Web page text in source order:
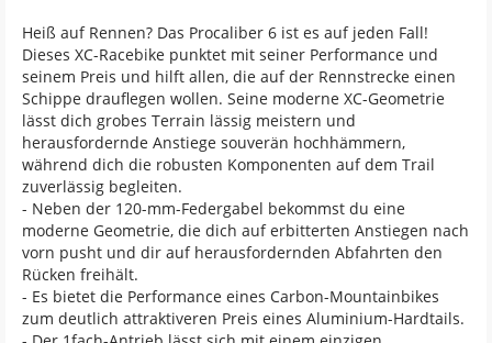
Heiß auf Rennen? Das Procaliber 6 ist es auf jeden Fall!
Dieses XC-Racebike punktet mit seiner Performance und
seinem Preis und hilft allen, die auf der Rennstrecke einen
Schippe drauflegen wollen. Seine moderne XC-Geometrie
lässt dich grobes Terrain lässig meistern und
herausfordernde Anstiege souverän hochhämmern,
während dich die robusten Komponenten auf dem Trail
zuverlässig begleiten.
- Neben der 120-mm-Federgabel bekommst du eine
moderne Geometrie, die dich auf erbitterten Anstiegen nach
vorn pusht und dir auf herausfordernden Abfahrten den
Rücken freihält.
- Es bietet die Performance eines Carbon-Mountainbikes
zum deutlich attraktiveren Preis eines Aluminium-Hardtails.